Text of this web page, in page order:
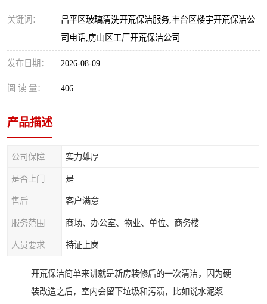
关键词：
昌平区玻璃清洗开荒保洁服务,丰台区楼宇开荒保洁公
司电话,房山区工厂开荒保洁公司
发布日期： 2026-08-09
阅 读 量： 406
产品描述
公司保障 实力雄厚
是否上门 是
售后 客户满意
服务范围 商场、办公室、物业、单位、商务楼
人员要求 持证上岗
开荒保洁简单来讲就是新房装修后的一次清洁，因为硬
装改造之后，室内会留下垃圾和污渍，比如说水泥浆